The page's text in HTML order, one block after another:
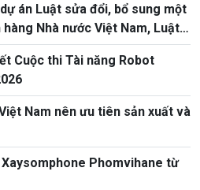
án Luật sửa đổi, bổ sung một
Nhà nước Việt Nam, Luật
Cuộc thi Tài năng Robot
Nam nên ưu tiên sản xuất và
Phomvihane từ